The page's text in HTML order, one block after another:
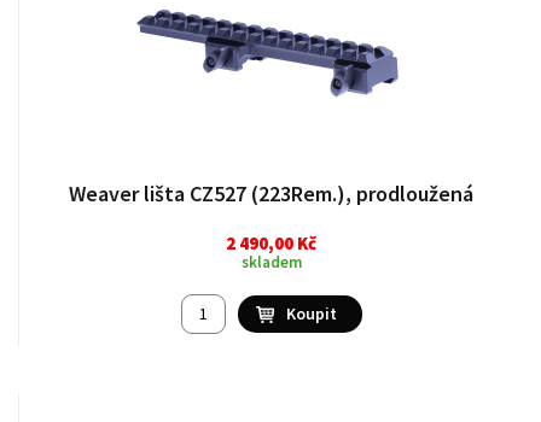
Weaver lišta CZ527 (223Rem.), prodloužená
2 490,00 Kč
skladem